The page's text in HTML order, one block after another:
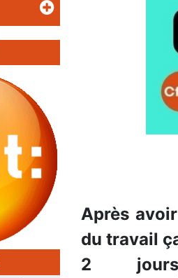
Après
du travail
2